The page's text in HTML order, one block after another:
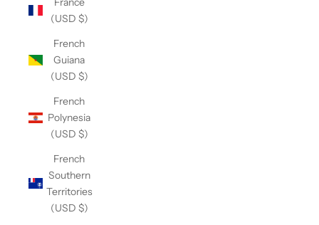
(USD $)
French
Guiana
(USD $)
French
Polynesia
(USD $)
French
Southern
Territories
(USD $)